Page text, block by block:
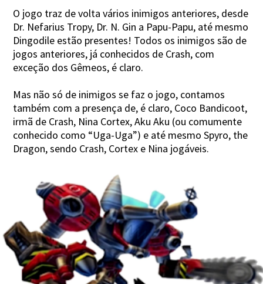
O jogo traz de volta vários inimigos anteriores, desde
Dr. Nefarius Tropy, Dr. N. Gin a Papu-Papu, até mesmo
Dingodile estão presentes! Todos os inimigos são de
jogos anteriores, já conhecidos de Crash, com
exceção dos Gêmeos, é claro.
Mas não só de inimigos se faz o jogo, contamos
também com a presença de, é claro, Coco Bandicoot,
irmã de Crash, Nina Cortex, Aku Aku (ou comumente
conhecido como “Uga-Uga”) e até mesmo Spyro, the
Dragon, sendo Crash, Cortex e Nina jogáveis.